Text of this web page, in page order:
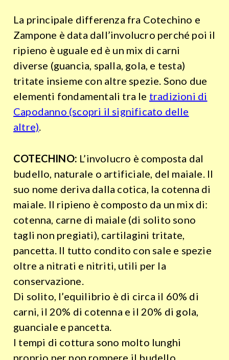
La principale differenza fra Cotechino e
Zampone è data dall’involucro perché poi il
ripieno è uguale ed è un mix di carni
diverse (guancia, spalla, gola, e testa)
tritate insieme con altre spezie. Sono due
elementi fondamentali tra le tradizioni di
Capodanno (scopri il significato delle
altre).
COTECHINO: L’involucro è composta dal
budello, naturale o artificiale, del maiale. Il
suo nome deriva dalla cotica, la cotenna di
maiale. Il ripieno è composto da un mix di:
cotenna, carne di maiale (di solito sono
tagli non pregiati), cartilagini tritate,
pancetta. Il tutto condito con sale e spezie
oltre a nitrati e nitriti, utili per la
conservazione.
Di solito, l’equilibrio è di circa il 60% di
carni, il 20% di cotenna e il 20% di gola,
guanciale e pancetta.
I tempi di cottura sono molto lunghi